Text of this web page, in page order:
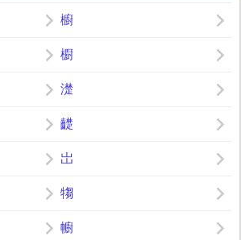
櫥
櫉
濋
齼
岀
犓
幮